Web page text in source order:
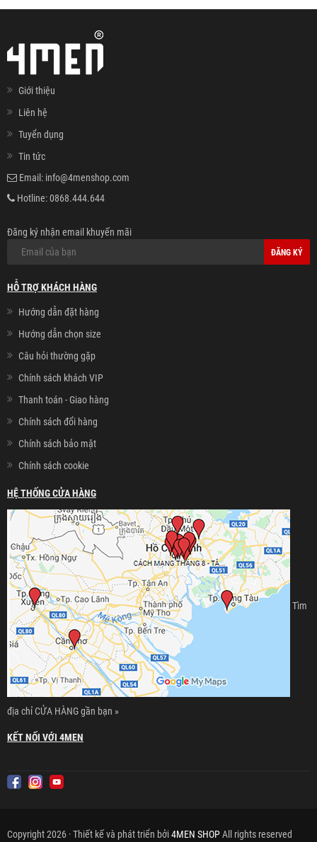
Giới thiệu
Liên hệ
Tuyển dụng
Tin tức
Email: info@4menshop.com
Hotline:0868.444.644
Đăng ký nhận email khuyến mãi
ĐĂNG KÝ
HỖ TRỢ KHÁCH HÀNG
Hướng dẫn đặt hàng
Hướng dẫn chọn size
Câu hỏi thường gặp
Chính sách khách VIP
Thanh toán - Giao hàng
Chính sách đổi hàng
Chính sách bảo mật
Chính sách cookie
HỆ THỐNG CỬA HÀNG
Tìm
địa chỉ CỬA HÀNG gần bạn »
KẾT NỐI VỚI 4MEN
Copyright 2026 · Thiết kế và phát triển bởi4MEN SHOPAll rights reserved